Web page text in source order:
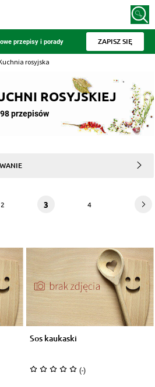
przepisy i porady ZAPISZ SIĘ
rosyjska
ROSYJSKIEJ
98 przepisów
2 3 4
Sos kaukaski
(-)